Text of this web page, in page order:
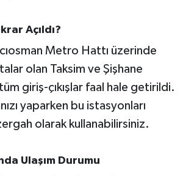
Açıldı?
Metro Hattı üzerinde
olan Taksim ve Şişhane
giriş-çıkışlar faal hale getirildi.
yaparken bu istasyonları
olarak kullanabilirsiniz.
Ulaşım Durumu